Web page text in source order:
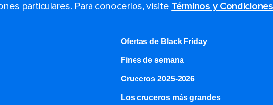
particulares. Para conocerlos, visite Términos y Condiciones
Ofertas de Black Friday
Fines de semana
Cruceros 2025-2026
Los cruceros más grandes